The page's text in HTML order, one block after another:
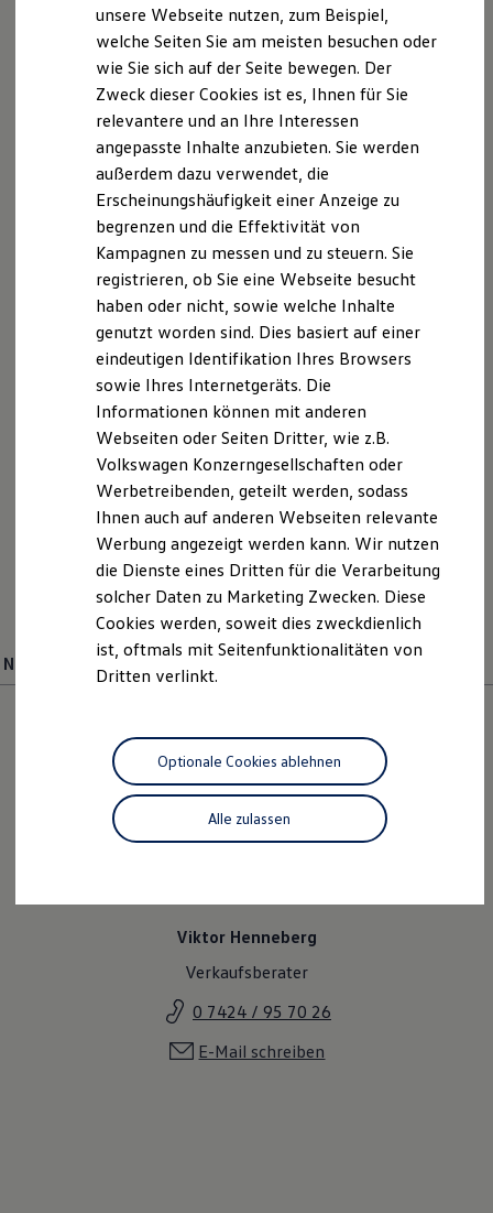
Nachhaltigkeit
Technologie
Kosten und Kauf
Kaufoptionen
E-Auto-Förderung
Software und Konnektivität
Die ID. Software 6
ID. Software Versionen und Updates
Digitale Extras
Schnittstellen zu Ihrem ID.
Hybridautos
Marke und Erlebnis
Volkswagen R und R Experience
R-Modelle
R Experience
Driving Experience
Volkswagen entdecken
Werkbesichtigung
Lifestyle Shop
T-Roc Kollektion
Golf Kollektion
ID. Kollektion
Volkswagen Kollektion
R-Kollektion
GTI Kollektion
Fußball Drop
we drive football
#wedriveproud
Besitzer und Service
Software Updates
Service und Ersatzteile
Motorenöl und Flüssigkeiten
Räder und Reifen
Pannen- und Unfallhilfe
Economy Service
Volkswagen Teile
Zubehör
Individualisieren
Digitale Extras
Dienste für Ihr Modell finden
Volkswagen Apps, Login und Shop
Updates für Software, Karten und Radio
Fahrzeugangebot anfordern
Servicetermin buchen
Serviceanfrage stellen
Ihre Ansprechpartnerbei
Autohaus Klaiber Balgheim
E-Mail schreiben
+49 7424 95700
Neuwagenverkauf Verkauf
Viktor Henneberg
Verkaufsberater
0 7424 / 95 70 26
E-Mail schreiben
unsere Webseite nutzen, zum Beispiel,
welche Seiten Sie am meisten besuchen oder
wie Sie sich auf der Seite bewegen. Der
Zweck dieser Cookies ist es, Ihnen für Sie
relevantere und an Ihre Interessen
angepasste Inhalte anzubieten. Sie werden
außerdem dazu verwendet, die
Erscheinungshäufigkeit einer Anzeige zu
begrenzen und die Effektivität von
Kampagnen zu messen und zu steuern. Sie
registrieren, ob Sie eine Webseite besucht
haben oder nicht, sowie welche Inhalte
genutzt worden sind. Dies basiert auf einer
eindeutigen Identifikation Ihres Browsers
sowie Ihres Internetgeräts. Die
Informationen können mit anderen
Webseiten oder Seiten Dritter, wie z.B.
Volkswagen Konzerngesellschaften oder
Werbetreibenden, geteilt werden, sodass
Ihnen auch auf anderen Webseiten relevante
Werbung angezeigt werden kann. Wir nutzen
die Dienste eines Dritten für die Verarbeitung
solcher Daten zu Marketing Zwecken. Diese
Cookies werden, soweit dies zweckdienlich
ist, oftmals mit Seitenfunktionalitäten von
Dritten verlinkt.
Alle zulassen
Optionale Cookies ablehnen